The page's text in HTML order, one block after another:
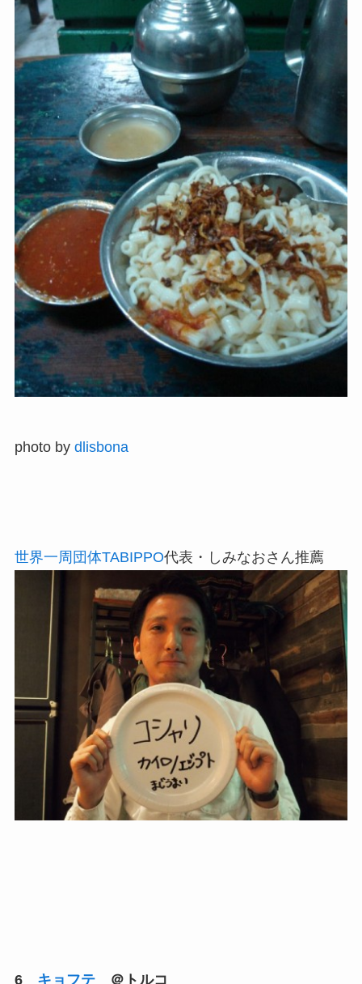
photo by dlisbona
世界一周団体TABIPPO代表・しみなおさん推薦
6 キョフテ＠トルコ